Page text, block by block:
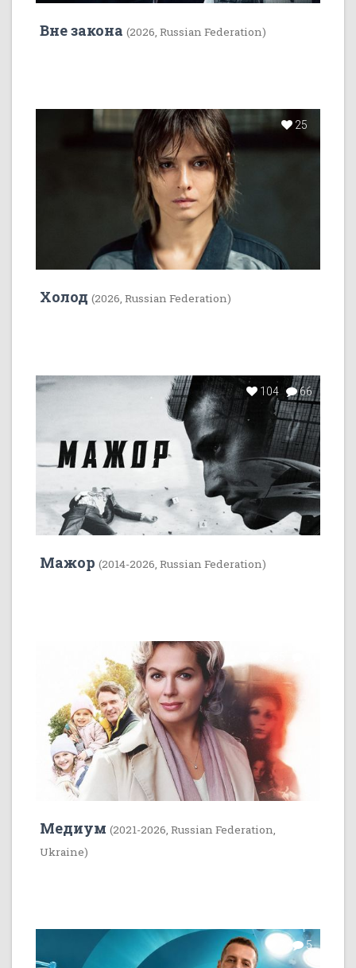
Вне закона (2026, Russian Federation)
25
Холод (2026, Russian Federation)
104 66
Мажор (2014-2026, Russian Federation)
Медиум (2021-2026, Russian Federation,
Ukraine)
7 5